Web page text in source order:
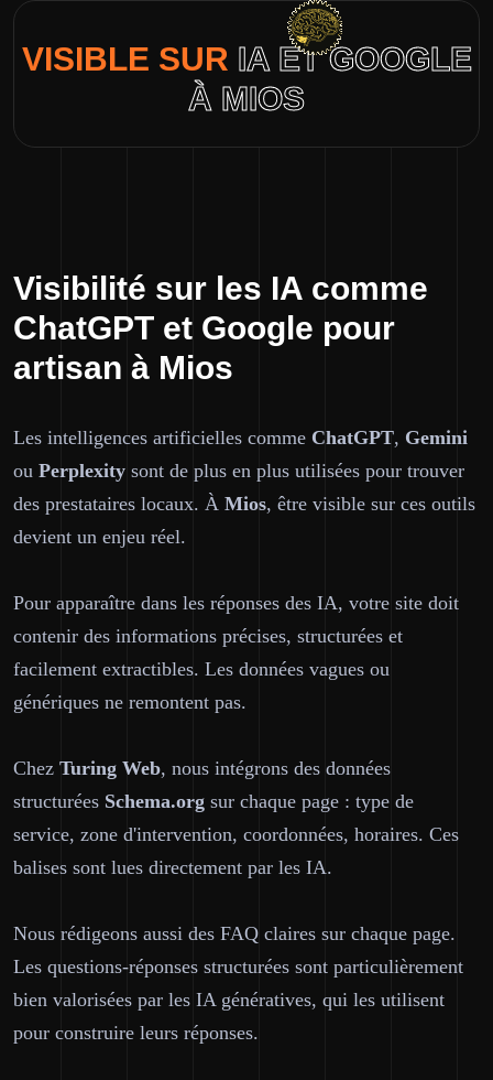
VISIBLE SUR IA ET GOOGLE
À MIOS
Visibilité sur les IA comme
ChatGPT et Google pour
artisan à Mios
Les intelligences artificielles comme ChatGPT, Gemini
ou Perplexity sont de plus en plus utilisées pour trouver
des prestataires locaux. À Mios, être visible sur ces outils
devient un enjeu réel.
Pour apparaître dans les réponses des IA, votre site doit
contenir des informations précises, structurées et
facilement extractibles. Les données vagues ou
génériques ne remontent pas.
Chez Turing Web, nous intégrons des données
structurées Schema.org sur chaque page : type de
service, zone d'intervention, coordonnées, horaires. Ces
balises sont lues directement par les IA.
Nous rédigeons aussi des FAQ claires sur chaque page.
Les questions-réponses structurées sont particulièrement
bien valorisées par les IA génératives, qui les utilisent
pour construire leurs réponses.